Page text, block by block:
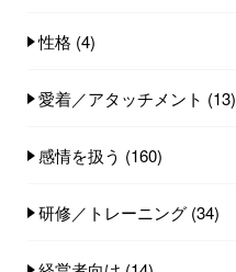
性格 (4)
愛着／アタッチメント (13)
感情を扱う (160)
研修／トレーニング (34)